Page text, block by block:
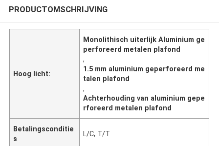
PRODUCTOMSCHRIJVING
Hoog licht:
Monolithisch uiterlijk Aluminium ge
perforeerd metalen plafond
,
1.5 mm aluminium geperforeerd me
talen plafond
,
Achterhouding van aluminium gepe
rforeerd metalen plafond
Betalingsconditie
s
L/C, T/T